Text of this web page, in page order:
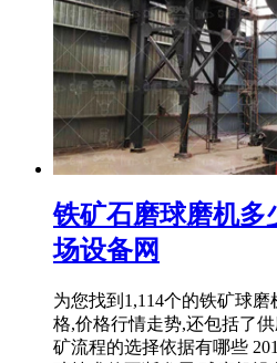
铁矿石磨球磨机多
场设备网
为您找到1,114个的铁矿球
格,价格行情走势,还包括了
矿流程的选择依据有哪些